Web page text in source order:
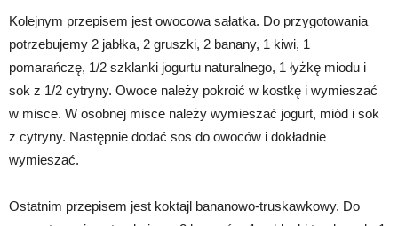
Kolejnym przepisem jest owocowa sałatka. Do przygotowania
potrzebujemy 2 jabłka, 2 gruszki, 2 banany, 1 kiwi, 1
pomarańczę, 1/2 szklanki jogurtu naturalnego, 1 łyżkę miodu i
sok z 1/2 cytryny. Owoce należy pokroić w kostkę i wymieszać
w misce. W osobnej misce należy wymieszać jogurt, miód i sok
z cytryny. Następnie dodać sos do owoców i dokładnie
wymieszać.
Ostatnim przepisem jest koktajl bananowo-truskawkowy. Do